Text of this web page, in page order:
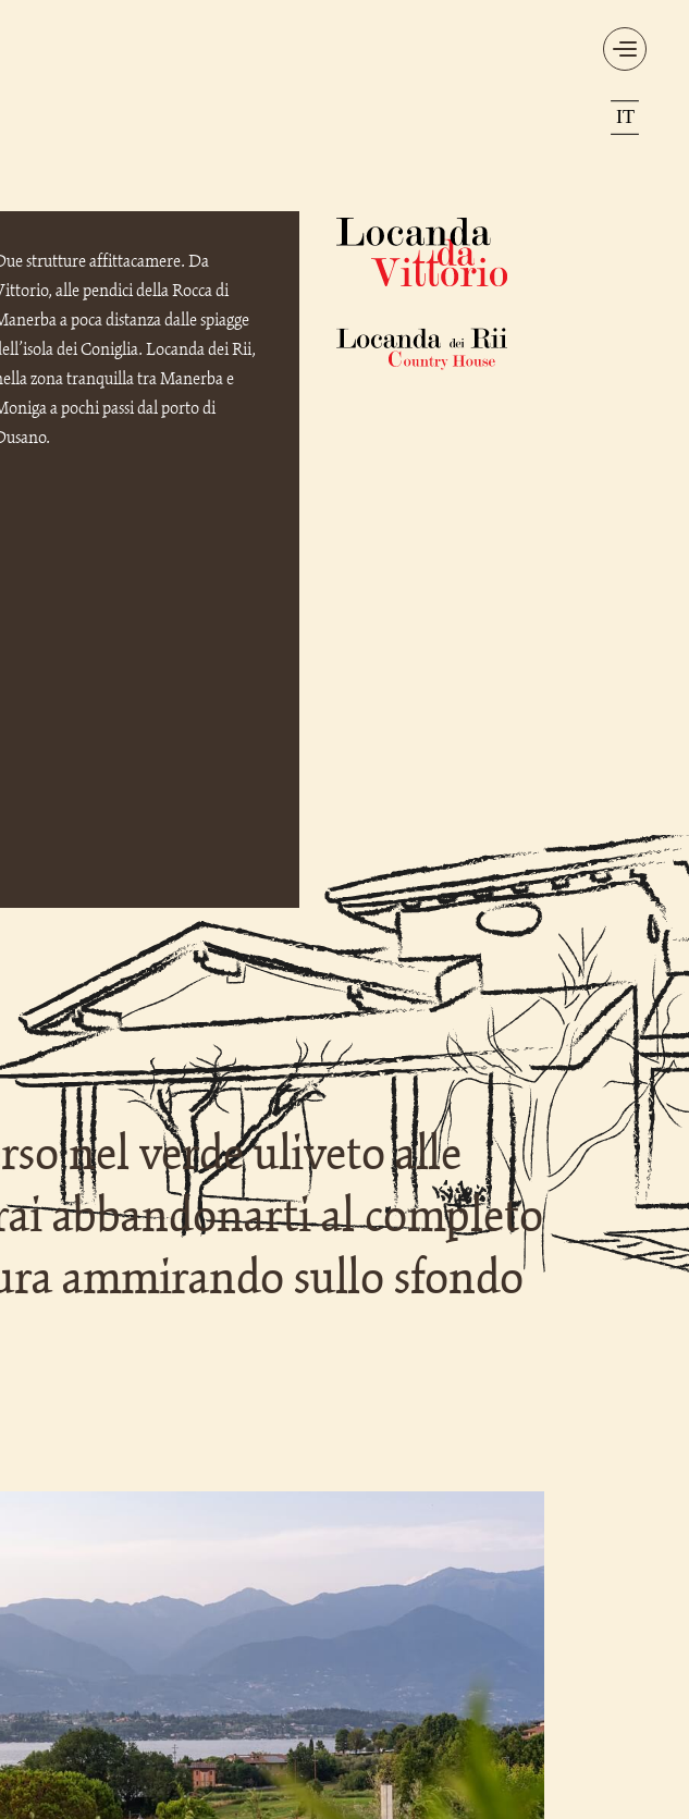
strutture affittacamere. Da
alle pendici della Rocca di
a poca distanza dalle spiagge
dei Coniglia. Locanda dei Rii,
zona tranquilla tra Manerba e
a pochi passi dal porto di
nel verde uliveto alle
abbandonarti al completo
ammirando sullo sfondo